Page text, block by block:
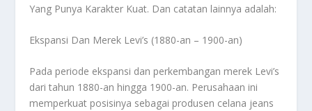
Yang Punya Karakter Kuat. Dan catatan lainnya adalah:
Ekspansi Dan Merek Levi’s (1880-an – 1900-an)
Pada periode ekspansi dan perkembangan merek Levi’s
dari tahun 1880-an hingga 1900-an. Perusahaan ini
memperkuat posisinya sebagai produsen celana jeans